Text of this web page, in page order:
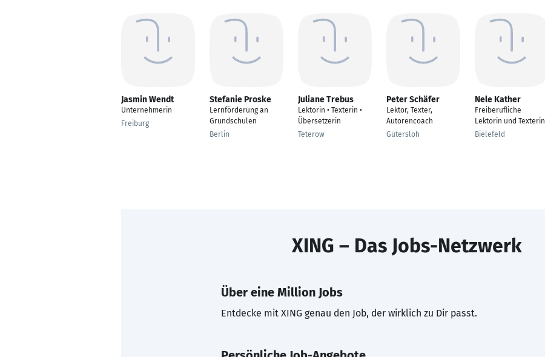
Jasmin Wendt
Unternehmerin
Freiburg
Stefanie Proske
Lernförderung an
Grundschulen
Berlin
Juliane Trebus
Lektorin • Texterin •
Übersetzerin
Teterow
Peter Schäfer
Lektor, Texter,
Autorencoach
Gütersloh
Nele Kather
Freiberufliche
Lektorin und Texterin
Bielefeld
XING – Das Jobs-Netzwerk
Über eine Million Jobs
Entdecke mit XING genau den Job, der wirklich zu Dir passt.